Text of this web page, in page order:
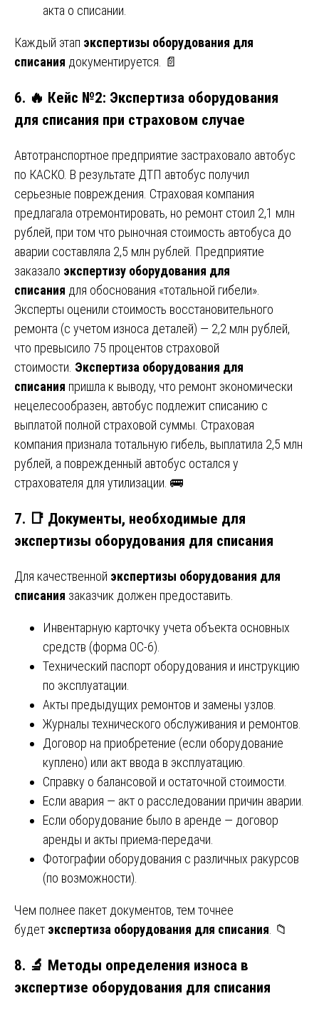
акта о списании.
Каждый этап экспертизы оборудования для
списания документируется. 📄
6. 🔥 Кейс №2: Экспертиза оборудования
для списания при страховом случае
Автотранспортное предприятие застраховало автобус
по КАСКО. В результате ДТП автобус получил
серьезные повреждения. Страховая компания
предлагала отремонтировать, но ремонт стоил 2,1 млн
рублей, при том что рыночная стоимость автобуса до
аварии составляла 2,5 млн рублей. Предприятие
заказало экспертизу оборудования для
списания для обоснования «тотальной гибели».
Эксперты оценили стоимость восстановительного
ремонта (с учетом износа деталей) — 2,2 млн рублей,
что превысило 75 процентов страховой
стоимости. Экспертиза оборудования для
списания пришла к выводу, что ремонт экономически
нецелесообразен, автобус подлежит списанию с
выплатой полной страховой суммы. Страховая
компания признала тотальную гибель, выплатила 2,5 млн
рублей, а поврежденный автобус остался у
страхователя для утилизации. 🚌
7. 📑 Документы, необходимые для
экспертизы оборудования для списания
Для качественной экспертизы оборудования для
списания заказчик должен предоставить.
Инвентарную карточку учета объекта основных
средств (форма ОС-6).
Технический паспорт оборудования и инструкцию
по эксплуатации.
Акты предыдущих ремонтов и замены узлов.
Журналы технического обслуживания и ремонтов.
Договор на приобретение (если оборудование
куплено) или акт ввода в эксплуатацию.
Справку о балансовой и остаточной стоимости.
Если авария — акт о расследовании причин аварии.
Если оборудование было в аренде — договор
аренды и акты приема-передачи.
Фотографии оборудования с различных ракурсов
(по возможности).
Чем полнее пакет документов, тем точнее
будет экспертиза оборудования для списания. 📁
8. 🔬 Методы определения износа в
экспертизе оборудования для списания